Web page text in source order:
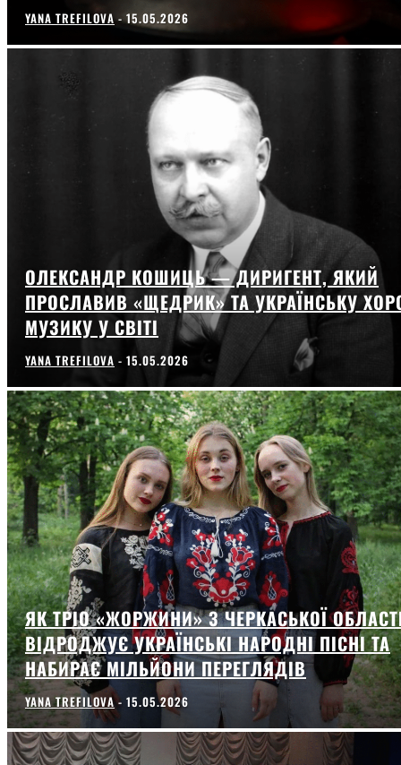
YANA TREFILOVA - 15.05.2026
ОЛЕКСАНДР КОШИЦЬ — ДИРИГЕНТ, ЯКИЙ
ПРОСЛАВИВ «ЩЕДРИК» ТА УКРАЇНСЬКУ
МУЗИКУ У СВІТІ
YANA TREFILOVA - 15.05.2026
ЯК ТРІО «ЖОРЖИНИ» З ЧЕРКАСЬКОЇ
ВІДРОДЖУЄ УКРАЇНСЬКІ НАРОДНІ ПІСНІ ТА
НАБИРАЄ МІЛЬЙОНИ ПЕРЕГЛЯДІВ
YANA TREFILOVA - 15.05.2026